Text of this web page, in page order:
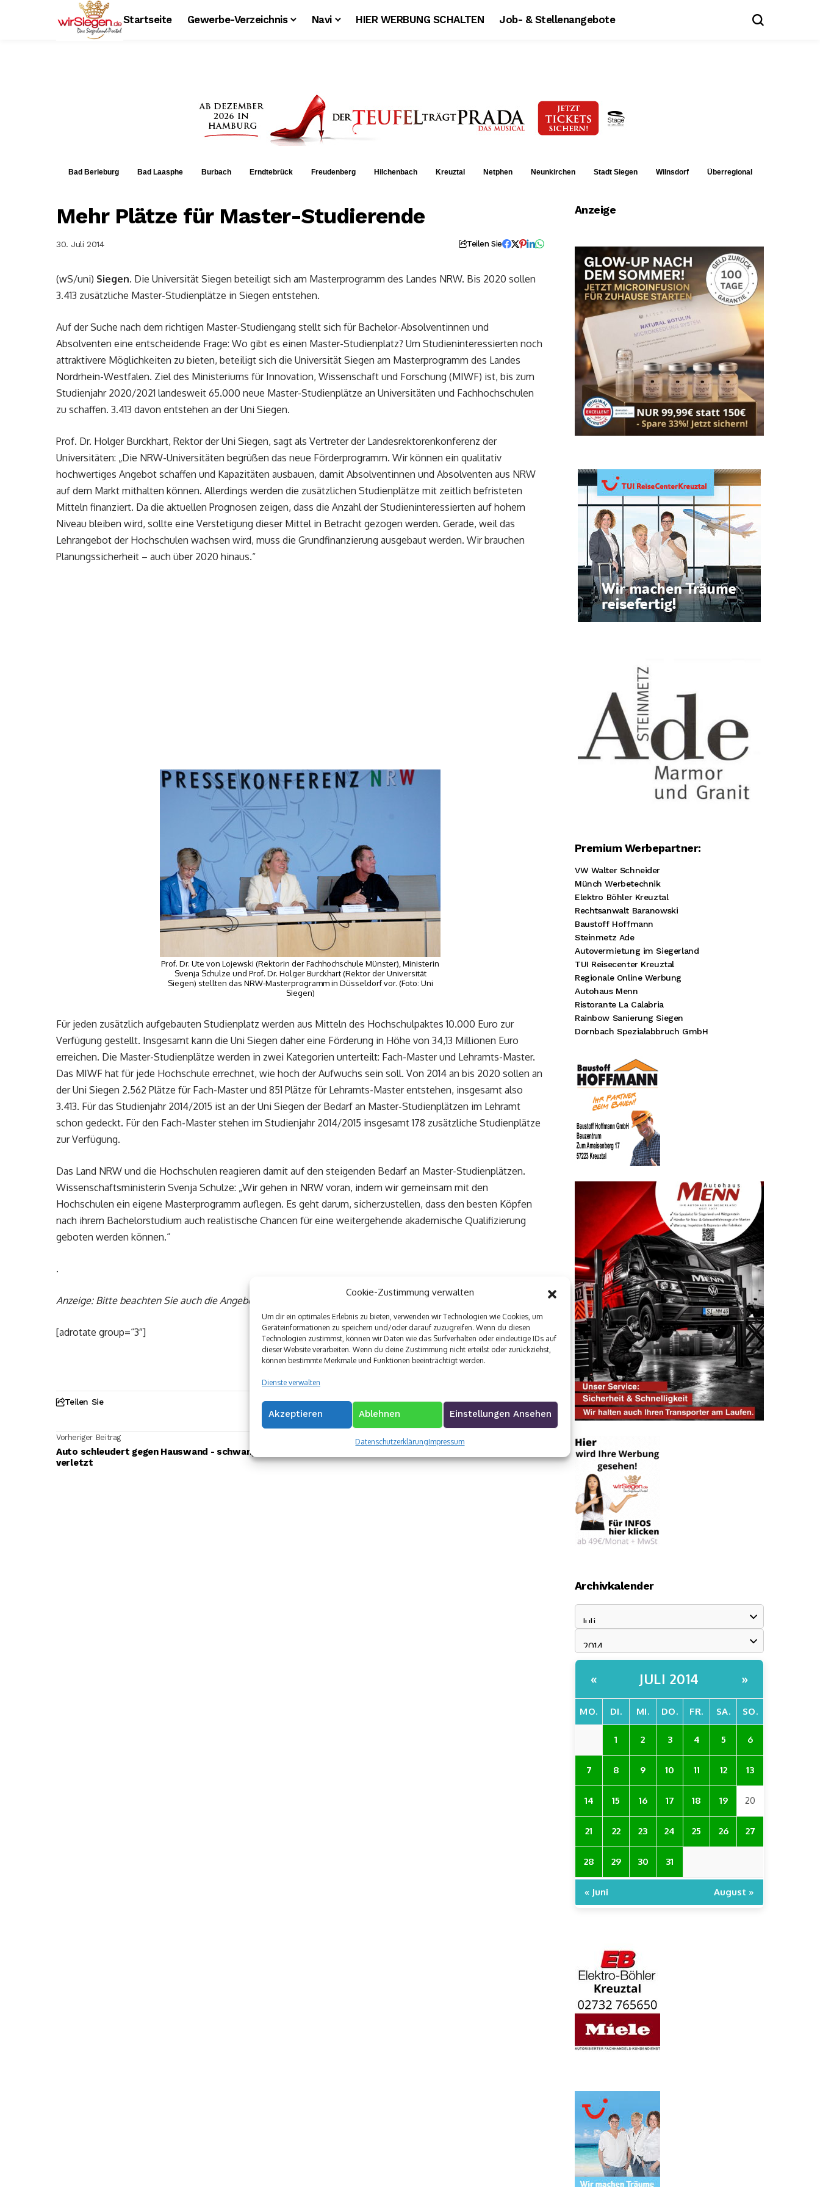
Cookie-Zustimmung verwalten
Um dir ein optimales Erlebnis zu bieten, verwenden wir Technologien wie Cookies, um
Geräteinformationen zu speichern und/oder darauf zuzugreifen. Wenn du diesen
Technologien zustimmst, können wir Daten wie das Surfverhalten oder eindeutige IDs auf
dieser Website verarbeiten. Wenn du deine Zustimmung nicht erteilst oder zurückziehst,
können bestimmte Merkmale und Funktionen beeinträchtigt werden.
Dienste verwalten
Akzeptieren Ablehnen Einstellungen Ansehen
DatenschutzerklärungImpressum
Startseite Gewerbe-Verzeichnis Navi HIER WERBUNG SCHALTEN Job- & Stellenangebote
Bad Berleburg Bad Laasphe Burbach Erndtebrück Freudenberg Hilchenbach Kreuztal Netphen Neunkirchen Stadt Siegen Wilnsdorf Überregional
Mehr Plätze für Master-Studierende
30. Juli 2014 Teilen Sie
(wS/uni) Siegen. Die Universität Siegen beteiligt sich am Masterprogramm des Landes NRW. Bis 2020 sollen
3.413 zusätzliche Master-Studienplätze in Siegen entstehen.
Auf der Suche nach dem richtigen Master-Studiengang stellt sich für Bachelor-Absolventinnen und
Absolventen eine entscheidende Frage: Wo gibt es einen Master-Studienplatz? Um Studieninteressierten noch
attraktivere Möglichkeiten zu bieten, beteiligt sich die Universität Siegen am Masterprogramm des Landes
Nordrhein-Westfalen. Ziel des Ministeriums für Innovation, Wissenschaft und Forschung (MIWF) ist, bis zum
Studienjahr 2020/2021 landesweit 65.000 neue Master-Studienplätze an Universitäten und Fachhochschulen
zu schaffen. 3.413 davon entstehen an der Uni Siegen.
Prof. Dr. Holger Burckhart, Rektor der Uni Siegen, sagt als Vertreter der Landesrektorenkonferenz der
Universitäten: „Die NRW-Universitäten begrüßen das neue Förderprogramm. Wir können ein qualitativ
hochwertiges Angebot schaffen und Kapazitäten ausbauen, damit Absolventinnen und Absolventen aus NRW
auf dem Markt mithalten können. Allerdings werden die zusätzlichen Studienplätze mit zeitlich befristeten
Mitteln finanziert. Da die aktuellen Prognosen zeigen, dass die Anzahl der Studieninteressierten auf hohem
Niveau bleiben wird, sollte eine Verstetigung dieser Mittel in Betracht gezogen werden. Gerade, weil das
Lehrangebot der Hochschulen wachsen wird, muss die Grundfinanzierung ausgebaut werden. Wir brauchen
Planungssicherheit – auch über 2020 hinaus.“
Prof. Dr. Ute von Lojewski (Rektorin der Fachhochschule Münster), Ministerin
Svenja Schulze und Prof. Dr. Holger Burckhart (Rektor der Universität
Siegen) stellten das NRW-Masterprogramm in Düsseldorf vor. (Foto: Uni
Siegen)
Für jeden zusätzlich aufgebauten Studienplatz werden aus Mitteln des Hochschulpaktes 10.000 Euro zur
Verfügung gestellt. Insgesamt kann die Uni Siegen daher eine Förderung in Höhe von 34,13 Millionen Euro
erreichen. Die Master-Studienplätze werden in zwei Kategorien unterteilt: Fach-Master und Lehramts-Master.
Das MIWF hat für jede Hochschule errechnet, wie hoch der Aufwuchs sein soll. Von 2014 an bis 2020 sollen an
der Uni Siegen 2.562 Plätze für Fach-Master und 851 Plätze für Lehramts-Master entstehen, insgesamt also
3.413. Für das Studienjahr 2014/2015 ist an der Uni Siegen der Bedarf an Master-Studienplätzen im Lehramt
schon gedeckt. Für den Fach-Master stehen im Studienjahr 2014/2015 insgesamt 178 zusätzliche Studienplätze
zur Verfügung.
Das Land NRW und die Hochschulen reagieren damit auf den steigenden Bedarf an Master-Studienplätzen.
Wissenschaftsministerin Svenja Schulze: „Wir gehen in NRW voran, indem wir gemeinsam mit den
Hochschulen ein eigene Masterprogramm auflegen. Es geht darum, sicherzustellen, dass den besten Köpfen
nach ihrem Bachelorstudium auch realistische Chancen für eine weitergehende akademische Qualifizierung
geboten werden können.“
.
Anzeige: Bitte beachten Sie auch die Angebote unserer Werbepartner
[adrotate group=“3″]
Teilen Sie
Vorheriger Beitrag
Auto schleudert gegen Hauswand - schwangere Frau
verletzt
Anzeige
Premium Werbepartner:
VW Walter Schneider
Münch Werbetechnik
Elektro Böhler Kreuztal
Rechtsanwalt Baranowski
Baustoff Hoffmann
Steinmetz Ade
Autovermietung im Siegerland
TUI Reisecenter Kreuztal
Regionale Online Werbung
Autohaus Menn
Ristorante La Calabria
Rainbow Sanierung Siegen
Dornbach Spezialabbruch GmbH
Archivkalender
« JULI 2014 »
MO. DI. MI. DO. FR. SA. SO.
1 2 3 4 5 6
7 8 9 10 11 12 13
14 15 16 17 18 19 20
21 22 23 24 25 26 27
28 29 30 31
« Juni August »